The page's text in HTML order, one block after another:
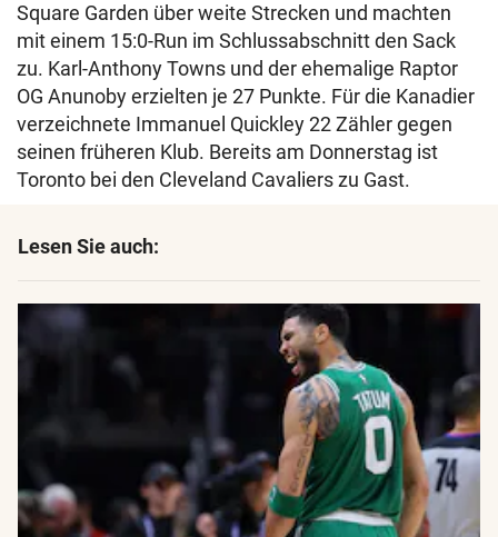
Square Garden über weite Strecken und machten
mit einem 15:0-Run im Schlussabschnitt den Sack
zu. Karl-Anthony Towns und der ehemalige Raptor
OG Anunoby erzielten je 27 Punkte. Für die Kanadier
verzeichnete Immanuel Quickley 22 Zähler gegen
seinen früheren Klub. Bereits am Donnerstag ist
Toronto bei den Cleveland Cavaliers zu Gast.
Lesen Sie auch: